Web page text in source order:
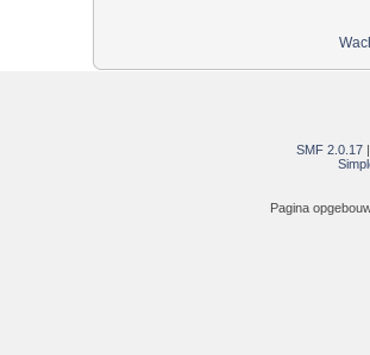
SMF 2.0.17
Pagina